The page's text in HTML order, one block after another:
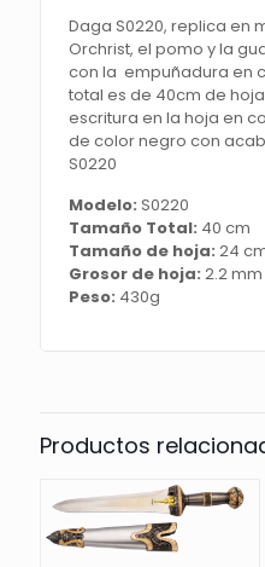
guarda
color
niquel
color
madera.
tamaño
hoja
con
una
Daga S0220, replica en
Orchrist, el pomo y la
con la empuñadura en
total es de 40cm de
escritura en la hoja en
de color negro con
S0220
Modelo: S0220
Tamaño Total: 40 cm
Tamaño de hoja: 24
Grosor de hoja: 2.2 mm
Peso: 430g
Productos